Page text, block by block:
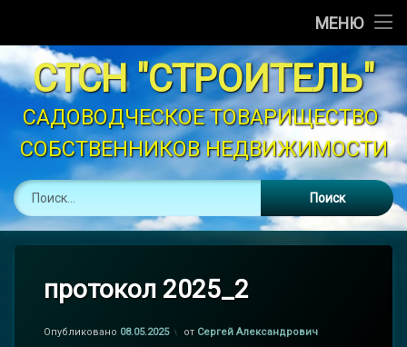
МЕНЮ
Новости
Объявления
График Полива
Устав
Законодательство
Перейти
к
содержимому
СТСН "СТРОИТЕЛЬ"
САДОВОДЧЕСКОЕ ТОВАРИЩЕСТВО
СОБСТВЕННИКОВ НЕДВИЖИМОСТИ
протокол 2025_2
Опубликовано 08.05.2025 от Сергей Александрович